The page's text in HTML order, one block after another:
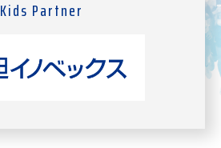
Kids Partner